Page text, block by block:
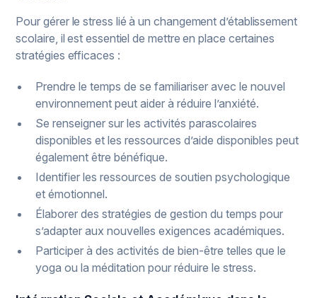
Pour gérer le stress lié à un changement d’établissement
scolaire, il est essentiel de mettre en place certaines
stratégies efficaces :
Prendre le temps de se familiariser avec le nouvel
environnement peut aider à réduire l’anxiété.
Se renseigner sur les activités parascolaires
disponibles et les ressources d’aide disponibles peut
également être bénéfique.
Identifier les ressources de soutien psychologique
et émotionnel.
Élaborer des stratégies de gestion du temps pour
s’adapter aux nouvelles exigences académiques.
Participer à des activités de bien-être telles que le
yoga ou la méditation pour réduire le stress.